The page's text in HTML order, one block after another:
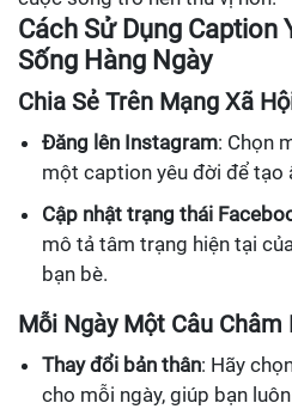
Cách Sử Dụng Caption
Sống Hàng Ngày
Chia Sẻ Trên Mạng Xã
Đăng lên Instagram: Chọn
một caption yêu đời để tạo
Cập nhật trạng thái
mô tả tâm trạng hiện tại
bạn bè.
Mỗi Ngày Một Câu Châm
Thay đổi bản thân: Hãy
cho mỗi ngày, giúp bạn